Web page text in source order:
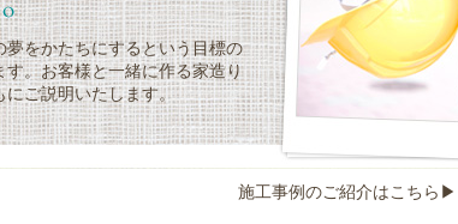
をかたちにするという目標の
。お客様と一緒に作る家造り
にご説明いたします。
施工事例のご紹介はこちら▶